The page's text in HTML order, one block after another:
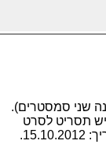
שני סמסטרים).
תסריט לסרט